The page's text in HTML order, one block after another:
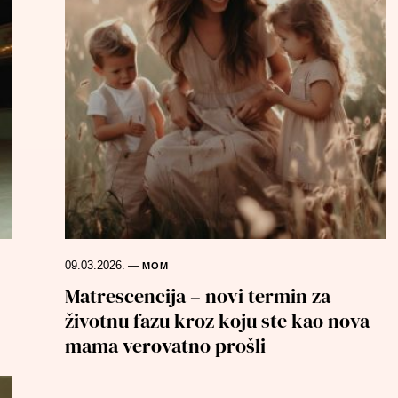
09.03.2026. — MOM
Matrescencija – novi termin za
životnu fazu kroz koju ste kao nova
mama verovatno prošli